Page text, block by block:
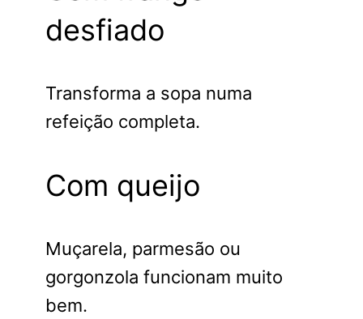
desfiado
Transforma a sopa numa
refeição completa.
Com queijo
Muçarela, parmesão ou
gorgonzola funcionam muito
bem.